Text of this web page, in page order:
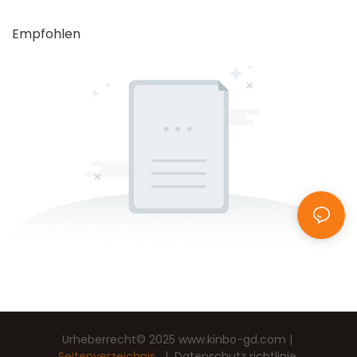
Empfohlen
Urheberrecht© 2025 www.kinbo-gd.com |